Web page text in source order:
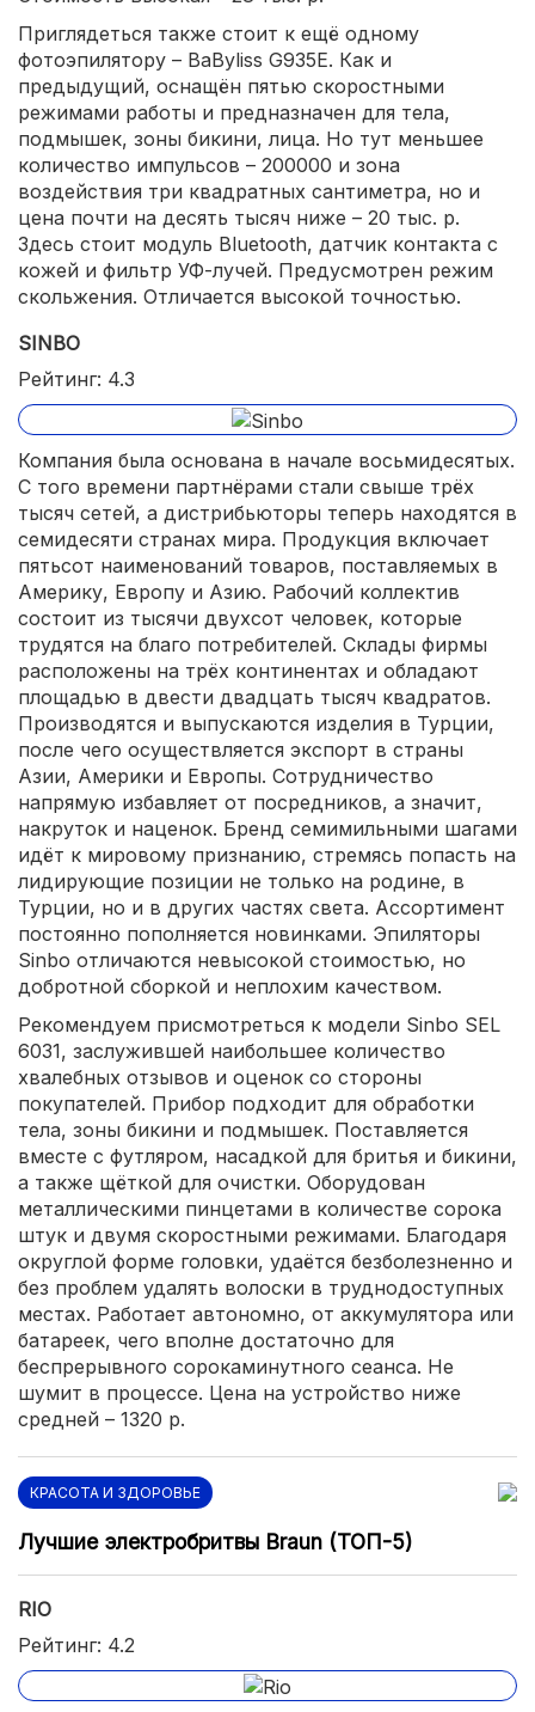
Приглядеться также стоит к ещё одному
фотоэпилятору – BaByliss G935E. Как и
предыдущий, оснащён пятью скоростными
режимами работы и предназначен для тела,
подмышек, зоны бикини, лица. Но тут меньшее
количество импульсов – 200000 и зона
воздействия три квадратных сантиметра, но и
цена почти на десять тысяч ниже – 20 тыс. р.
Здесь стоит модуль Bluetooth, датчик контакта с
кожей и фильтр УФ-лучей. Предусмотрен режим
скольжения. Отличается высокой точностью.
SINBO
Рейтинг: 4.3
Компания была основана в начале восьмидесятых.
С того времени партнёрами стали свыше трёх
тысяч сетей, а дистрибьюторы теперь находятся в
семидесяти странах мира. Продукция включает
пятьсот наименований товаров, поставляемых в
Америку, Европу и Азию. Рабочий коллектив
состоит из тысячи двухсот человек, которые
трудятся на благо потребителей. Склады фирмы
расположены на трёх континентах и обладают
площадью в двести двадцать тысяч квадратов.
Производятся и выпускаются изделия в Турции,
после чего осуществляется экспорт в страны
Азии, Америки и Европы. Сотрудничество
напрямую избавляет от посредников, а значит,
накруток и наценок. Бренд семимильными шагами
идёт к мировому признанию, стремясь попасть на
лидирующие позиции не только на родине, в
Турции, но и в других частях света. Ассортимент
постоянно пополняется новинками. Эпиляторы
Sinbo отличаются невысокой стоимостью, но
добротной сборкой и неплохим качеством.
Рекомендуем присмотреться к модели Sinbo SEL
6031, заслужившей наибольшее количество
хвалебных отзывов и оценок со стороны
покупателей. Прибор подходит для обработки
тела, зоны бикини и подмышек. Поставляется
вместе с футляром, насадкой для бритья и бикини,
а также щёткой для очистки. Оборудован
металлическими пинцетами в количестве сорока
штук и двумя скоростными режимами. Благодаря
округлой форме головки, удаётся безболезненно и
без проблем удалять волоски в труднодоступных
местах. Работает автономно, от аккумулятора или
батареек, чего вполне достаточно для
беспрерывного сорокаминутного сеанса. Не
шумит в процессе. Цена на устройство ниже
средней – 1320 р.
КРАСОТА И ЗДОРОВЬЕ
Лучшие электробритвы Braun (ТОП-5)
RIO
Рейтинг: 4.2